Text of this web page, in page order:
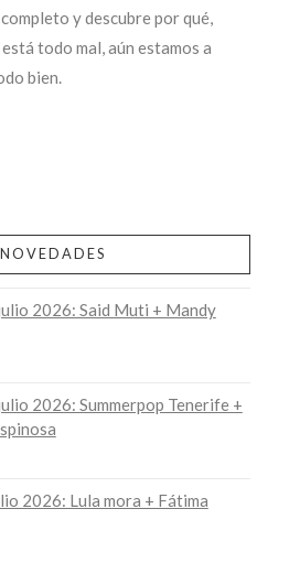
y descubre por qué,
todo mal, aún estamos a
bien.
NOVEDADES
2026: Said Muti + Mandy
2026: Summerpop Tenerife +
2026: Lula mora + Fátima